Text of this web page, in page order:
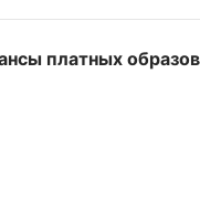
платных